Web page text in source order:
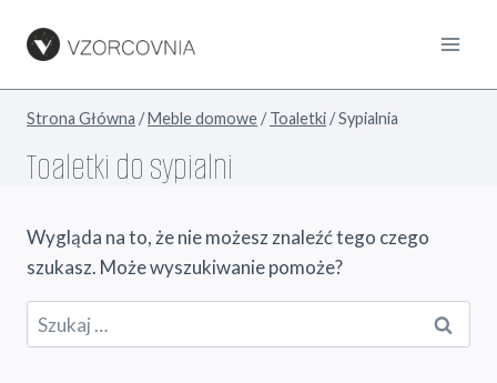
Strona Główna /Meble domowe/ Toaletki/Sypialnia
Toaletki do sypialni
Wygląda na to, że nie możesz znaleźć tego czego
szukasz. Może wyszukiwanie pomoże?
Szukaj: